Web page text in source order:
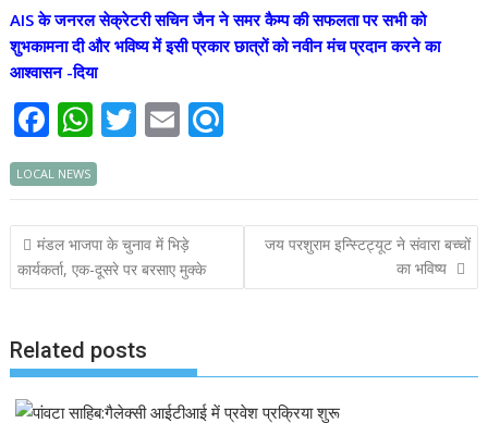
AIS के जनरल सेक्रेटरी सचिन जैन ने समर कैम्प की सफलता पर सभी को
शुभकामना दी और भविष्य में इसी प्रकार छात्रों को नवीन मंच प्रदान करने का
आश्वासन -दिया
F
ac
e
b
o
o
W
h
at
s
A
p
T
itt
er
E
ai
l
i
n
LOCAL NEWS
Post
navigation
मंडल भाजपा के चुनाव में भिड़े
कार्यकर्ता, एक-दूसरे पर बरसाए मुक्के
जय परशुराम इन्स्टिट्यूट ने संवारा बच्चों
का भविष्य
Related posts